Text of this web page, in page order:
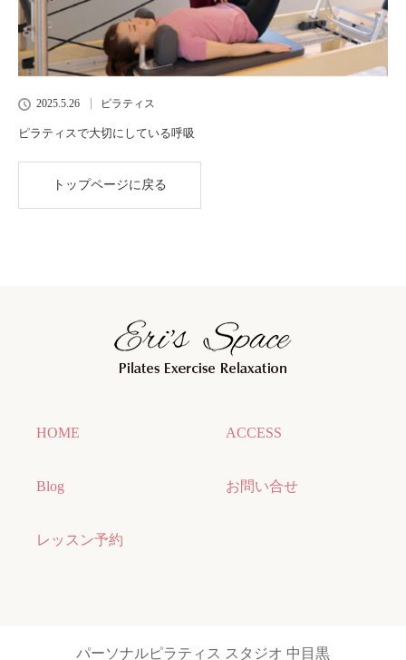
2025.5.26 ピラティス
ピラティスで大切にしている呼吸
トップページに戻る
HOME ACCESS
Blog お問い合せ
レッスン予約
パーソナルピラティス スタジオ 中目黒